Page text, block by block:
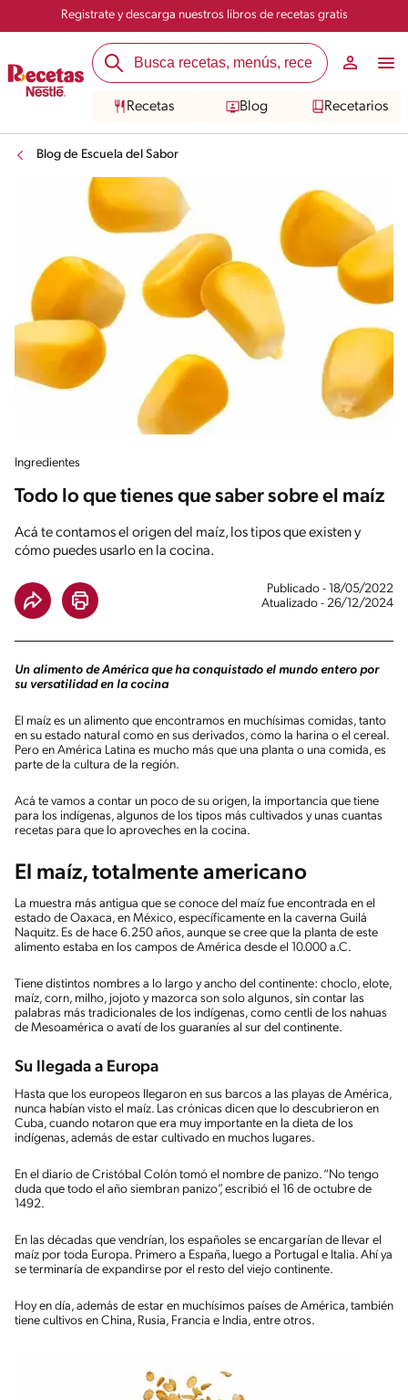
Registrate y descarga nuestros libros de recetas gratis
Recetas Blog Recetarios
Blog de Escuela del Sabor
Ingredientes
Todo lo que tienes que saber sobre el maíz
Acá te contamos el origen del maíz, los tipos que existen y
cómo puedes usarlo en la cocina.
Publicado - 18/05/2022
Atualizado - 26/12/2024
Un alimento de América que ha conquistado el mundo entero por
su versatilidad en la cocina
El maíz es un alimento que encontramos en muchísimas comidas, tanto
en su estado natural como en sus derivados, como la harina o el cereal.
Pero en América Latina es mucho más que una planta o una comida, es
parte de la cultura de la región.
Acá te vamos a contar un poco de su origen, la importancia que tiene
para los indígenas, algunos de los tipos más cultivados y unas cuantas
recetas para que lo aproveches en la cocina.
El maíz, totalmente americano
La muestra más antigua que se conoce del maíz fue encontrada en el
estado de Oaxaca, en México, específicamente en la caverna Guilá
Naquitz. Es de hace 6.250 años, aunque se cree que la planta de este
alimento estaba en los campos de América desde el 10.000 a.C.
Tiene distintos nombres a lo largo y ancho del continente: choclo, elote,
maíz, corn, milho, jojoto y mazorca son solo algunos, sin contar las
palabras más tradicionales de los indígenas, como centli de los nahuas
de Mesoamérica o avatí de los guaraníes al sur del continente.
Su llegada a Europa
Hasta que los europeos llegaron en sus barcos a las playas de América,
nunca habían visto el maíz. Las crónicas dicen que lo descubrieron en
Cuba, cuando notaron que era muy importante en la dieta de los
indígenas, además de estar cultivado en muchos lugares.
En el diario de Cristóbal Colón tomó el nombre de panizo. “No tengo
duda que todo el año siembran panizo”, escribió el 16 de octubre de
1492.
En las décadas que vendrían, los españoles se encargarían de llevar el
maíz por toda Europa. Primero a España, luego a Portugal e Italia. Ahí ya
se terminaría de expandirse por el resto del viejo continente.
Hoy en día, además de estar en muchísimos países de América, también
tiene cultivos en China, Rusia, Francia e India, entre otros.